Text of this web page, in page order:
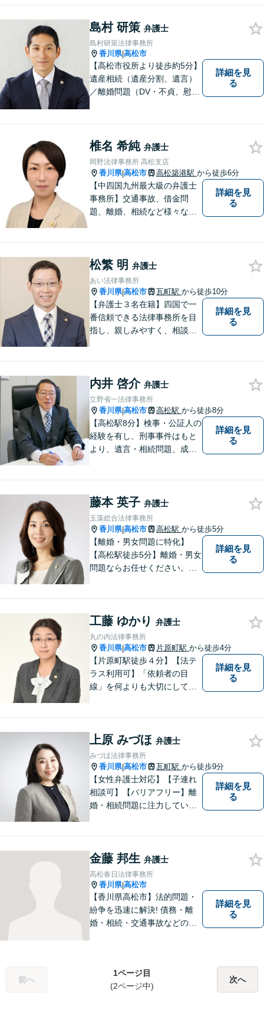
島村 研策 弁護士
島村研策法律事務所
香川県|高松市
【高松市役所より徒歩約5分】
遺産相続（遺産分割、遺言）
／離婚問題（DV・不貞、慰謝
供します。
詳細を見
る
椎名 希純 弁護士
岡野法律事務所 高松支店
香川県|高松市 高松築港駅 から徒歩6分
【中四国九州最大級の弁護士
事務所】交通事故、借金問
題、離婚、相続など様々な問
い！
詳細を見
る
松繁 明 弁護士
あい法律事務所
香川県|高松市 瓦町駅 から徒歩10分
【弁護士３名在籍】四国で一
番信頼できる法律事務所を目
指し、親しみやすく、相談し
詳細を見
る
内井 啓介 弁護士
立野省一法律事務所
香川県|高松市 高松駅 から徒歩8分
【高松駅8分】検事・公証人の
経験を有し、刑事事件はもと
より、遺言・相続問題、成年
扱うほか、一般民事事件も取
り扱っております。
詳細を見
る
藤本 英子 弁護士
玉藻総合法律事務所
香川県|高松市 高松駅 から徒歩5分
【離婚・男女問題に特化】
【高松駅徒歩5分】離婚・男女
問題ならお任せください。相
せるよう、全力でサポートさ
せていただきます。 どうぞお
気軽にご相談ください。
詳細を見
る
工藤 ゆかり 弁護士
丸の内法律事務所
香川県|高松市 片原町駅 から徒歩4分
【片原町駅徒歩４分】【法テ
ラス利用可】「依頼者の目
線」を何よりも大切にしてい
頂ける事件解決を目指して参
ります。【当日／夜間／休日
対応可】お気軽にご相談くだ
さい。
詳細を見
る
上原 みづほ 弁護士
みづほ法律事務所
香川県|高松市 瓦町駅 から徒歩9分
【女性弁護士対応】【子連れ
相談可】【バリアフリー】離
婚・相続問題に注力していま
詳細を見
る
金藤 邦生 弁護士
高松春日法律事務所
香川県|高松市
【香川県高松市】法的問題・
紛争を迅速に解決! 債務・離
婚・相続・交通事故などの問
詳細を見
る
前へ
1ページ目
(2ページ中)
次へ